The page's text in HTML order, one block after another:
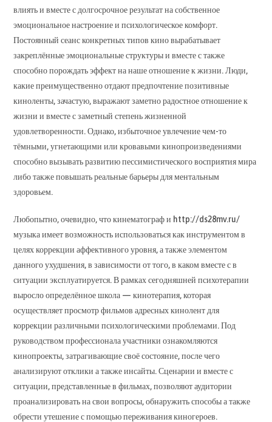
влиять и вместе с долгосрочное результат на собственное
эмоциональное настроение и психологическое комфорт.
Постоянный сеанс конкретных типов кино вырабатывает
закреплённые эмоциональные структуры и вместе с также
способно порождать эффект на наше отношение к жизни. Люди,
какие преимущественно отдают предпочтение позитивные
киноленты, зачастую, выражают заметно радостное отношение к
жизни и вместе с заметный степень жизненной
удовлетворенности. Однако, избыточное увлечение чем-то
тёмными, угнетающими или кровавыми кинопроизведениями
способно вызывать развитию пессимистического восприятия мира
либо также повышать реальные барьеры для ментальным
здоровьем.
Любопытно, очевидно, что кинематограф и http://ds28mv.ru/
музыка имеет возможность использоваться как инструментом в
целях коррекции аффективного уровня, а также элементом
данного ухудшения, в зависимости от того, в каком вместе с в
ситуации эксплуатируется. В рамках сегодняшней психотерапии
выросло определённое школа — кинотерапия, которая
осуществляет просмотр фильмов адресных кинолент для
коррекции различными психологическими проблемами. Под
руководством профессионала участники ознакомляются
кинопроекты, затрагивающие своё состояние, после чего
анализируют отклики а также инсайты. Сценарии и вместе с
ситуации, представленные в фильмах, позволяют аудитории
проанализировать на свои вопросы, обнаружить способы а также
обрести утешение с помощью переживания киногероев.